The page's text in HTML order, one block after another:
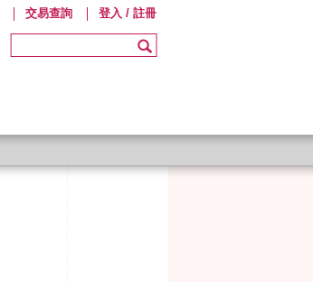
交易查詢 登入 / 註冊